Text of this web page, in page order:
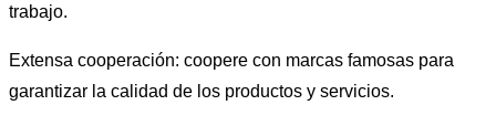
trabajo.
Extensa cooperación: coopere con marcas famosas para
garantizar la calidad de los productos y servicios.